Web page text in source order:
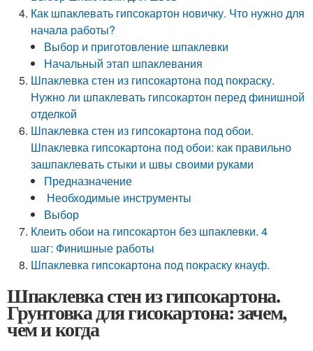
Как шпаклевать гипсокартон новичку. Что нужно для
начала работы?
Выбор и приготовление шпаклевки
Начальный этап шпаклевания
Шпаклевка стен из гипсокартона под покраску.
Нужно ли шпаклевать гипсокартон перед финишной
отделкой
Шпаклевка стен из гипсокартона под обои.
Шпаклевка гипсокартона под обои: как правильно
зашпаклевать стыки и швы своими руками
Предназначение
Необходимые инструменты
Выбор
Клеить обои на гипсокартон без шпаклевки. 4
шаг: Финишные работы
Шпаклевка гипсокартона под покраску кнауф.
Шпаклевка стен из гипсокартона.
Грунтовка для гисокартона: зачем,
чем и когда